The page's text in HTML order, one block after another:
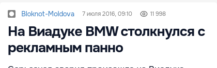
Bloknot-Moldova 7 июля 2016, 09:10 11 998
На Виадуке BMW столкнулся с
рекламным панно